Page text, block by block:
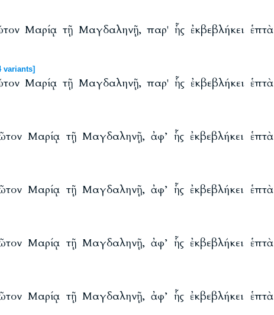
Μαρίᾳ τῇ Μαγδαληνῇ, παρ' ἧς ἐκβεβλήκει ἑπτὰ
variants]
Μαρίᾳ τῇ Μαγδαληνῇ, παρ' ἧς ἐκβεβλήκει ἑπτὰ
Μαρίᾳ τῇ Μαγδαληνῇ, ἀφ’ ἧς ἐκβεβλήκει ἑπτὰ
Μαρίᾳ τῇ Μαγδαληνῇ, ἀφ’ ἧς ἐκβεβλήκει ἑπτὰ
Μαρίᾳ τῇ Μαγδαληνῇ, ἀφ’ ἧς ἐκβεβλήκει ἑπτὰ
Μαρίᾳ τῇ Μαγδαληνῇ, ἀφ’ ἧς ἐκβεβλήκει ἑπτὰ